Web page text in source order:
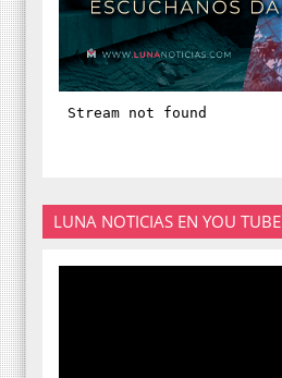
LUNA NOTICIAS EN YOU TUBE